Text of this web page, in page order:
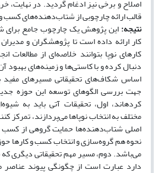
اصلاح و برخی نیز ادغام گردید. در
قالب ارائه چارچوبی از شتاب‌دهنده‌های کسب
نتیجه:این پژوهش یک چارچوب جامع
کار ارائه داده است تا پژوهشگران و
کارهای نوپا بتوانند خلاصه‌ای از مطالعات
دنبال کرده و با کاستی‌ها و زمینه‌های
اساس شکاف‌های تحقیقاتی مسیرهای مفید
جهت بررسی الگوهای توسعه این حوزه
کرده­اند، اول، تحقیقات آتی باید به
مختلف به انتخاب نوپاها می‌پردازند، تمرکز
اصلی شتاب‌دهنده‌ها حمایت گروهی از
نحوه هم گروه‌سازی و انتخاب کسب و کارها
می‌باشد. دوم، مسیر مهم تحقیقاتی دیگری که
دارد عبارت است از چگونگی پیوند